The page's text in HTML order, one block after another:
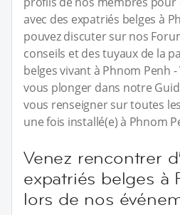
avec des expatriés belges à
pouvez discuter sur nos
conseils et des tuyaux de la
belges vivant à Phnom Penh
vous plonger dans notre
vous renseigner sur toutes
une fois installé(e) à Phnom
Venez rencontrer
expatriés belges à
lors de nos